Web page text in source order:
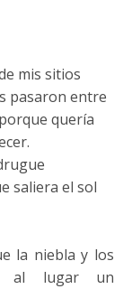
mis sitios
pasaron entre
quería
saliera el sol
la niebla y los
al lugar un